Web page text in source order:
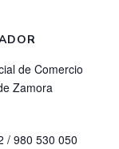
de Comercio
Zamora
/ 980 530 050